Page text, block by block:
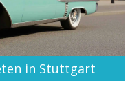
in Stuttgart